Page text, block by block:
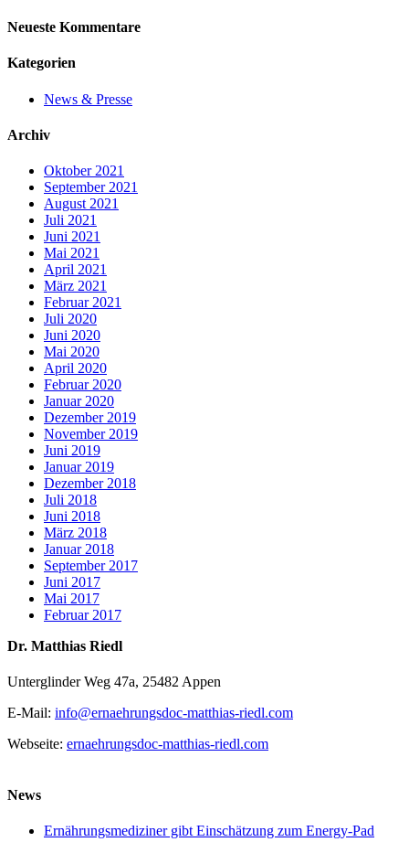
Neueste Kommentare
Kategorien
News & Presse
Archiv
Oktober 2021
September 2021
August 2021
Juli 2021
Juni 2021
Mai 2021
April 2021
März 2021
Februar 2021
Juli 2020
Juni 2020
Mai 2020
April 2020
Februar 2020
Januar 2020
Dezember 2019
November 2019
Juni 2019
Januar 2019
Dezember 2018
Juli 2018
Juni 2018
März 2018
Januar 2018
September 2017
Juni 2017
Mai 2017
Februar 2017
Dr. Matthias Riedl
Unterglinder Weg 47a, 25482 Appen
E-Mail: info@ernaehrungsdoc-matthias-riedl.com
Webseite: ernaehrungsdoc-matthias-riedl.com
News
Ernährungsmediziner gibt Einschätzung zum Energy-Pad